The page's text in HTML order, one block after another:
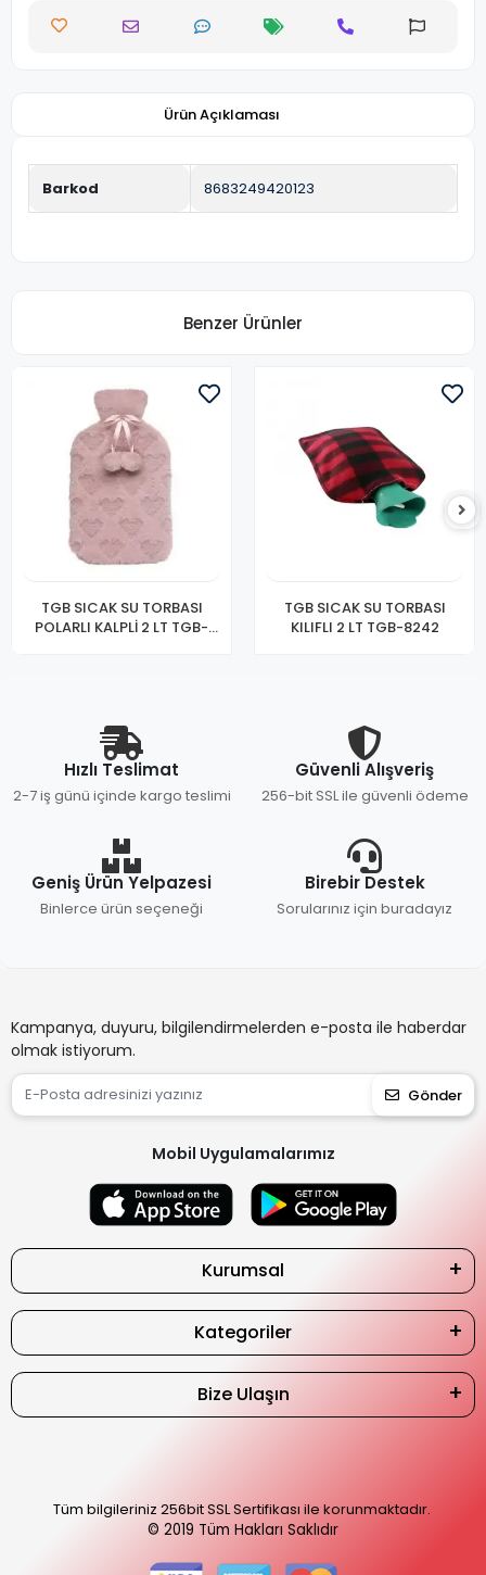
Ürün Açıklaması
Barkod 8683249420123
Benzer Ürünler
TGB SICAK SU TORBASI
POLARLI KALPLİ 2 LT TGB-
TGB SICAK SU TORBASI
KILIFLI 2 LT TGB-8242
Hızlı Teslimat
2-7 iş günü içinde kargo teslimi
Güvenli Alışveriş
256-bit SSL ile güvenli ödeme
Geniş Ürün Yelpazesi
Binlerce ürün seçeneği
Birebir Destek
Sorularınız için buradayız
Kampanya, duyuru, bilgilendirmelerden e-posta ile haberdar
olmak istiyorum.
Gönder
Mobil Uygulamalarımız
Kurumsal
Kategoriler
Bize Ulaşın
Tüm bilgileriniz 256bit SSL Sertifikası ile korunmaktadır.
© 2019 Tüm Hakları Saklıdır